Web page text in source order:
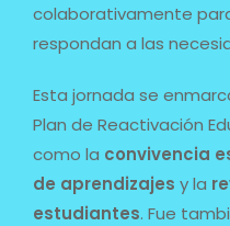
colaborativamente
respondan a las
Esta jornada se
Plan de Reactivación
como la convivencia
de aprendizajes y la
estudiantes. Fue